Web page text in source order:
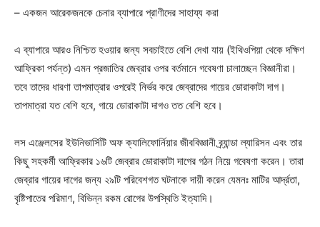
– একজন আরেকজনকে চেনার ব্যাপারে প্রাণীদের সাহায্য করা
এ ব্যাপারে আরও নিশ্চিত হওয়ার জন্য সবচাইতে বেশি দেখা যায় (ইথিওপিয়া থেকে দক্ষিণ
আফ্রিকা পর্যন্ত) এমন প্রজাতির জেব্রার ওপর বর্তমানে গবেষণা চালাচ্ছেন বিজ্ঞানীরা।
তবে তাদের ধারণা তাপমাত্রার ওপরেই নির্ভর করে জেব্রাদের গায়ের ডোরাকাটা দাগ।
তাপমাত্রা যত বেশি হবে, গায়ে ডোরাকাটা দাগও তত বেশি হবে।
লস এঞ্জেলসের ইউনিভার্সিটি অফ ক্যালিফোর্নিয়ার জীববিজ্ঞানী ব্র্যান্ডা ল্যারিসন এবং তার
কিছু সহকর্মী আফ্রিকার ১৬টি জেব্রার ডোরাকাটা দাগের গঠন নিয়ে গবেষণা করেন। তারা
জেব্রার গায়ের দাগের জন্য ২৯টি পরিবেশগত ঘটনাকে দায়ী করেন যেমনঃ মাটির আর্দ্রতা,
বৃষ্টিপাতের পরিমাণ, বিভিন্ন রকম রোগের উপস্থিতি ইত্যাদি।